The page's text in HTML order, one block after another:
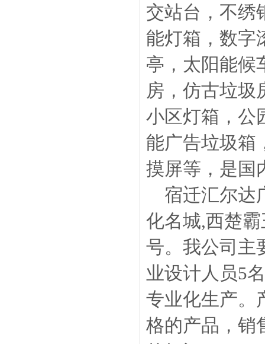
交站台，不绣
能灯箱，数字
亭，太阳能候
房，仿古垃圾
小区灯箱，公
能广告垃圾箱
摸屏等，是国
宿迁汇尔达
化名城,西楚
号。我公司主
业设计人员5
专业化生产。
格的产品，销